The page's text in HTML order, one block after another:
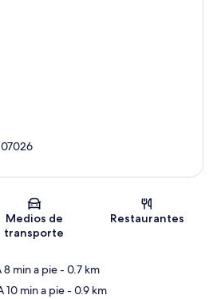
Sección del mapa
Medios de
transporte
Restaurantes
8 min a pie- 0.7 km
10 min a pie- 0.9 km